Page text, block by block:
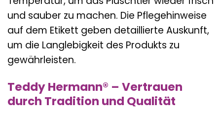
und sauber zu machen. Die Pflegehinweise
auf dem Etikett geben detaillierte Auskunft,
um die Langlebigkeit des Produkts zu
gewährleisten.
Teddy Hermann® – Vertrauen
durch Tradition und Qualität